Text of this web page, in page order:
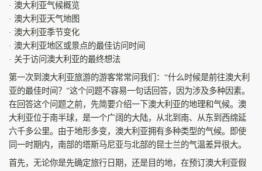
· 澳大利亚气候概览
· 澳大利亚天气地图
· 澳大利亚季节变化
· 澳大利亚地区或景点的最佳访问时间
· 关于访问澳大利亚的最终想法
第一次到澳大利亚旅游的游客常常问我们：“什么时候是前往澳大利
亚的最佳时间？”这个问题不容易一句话回答，因为涉及多种因素。
在回答这个问题之前，先简要介绍一下澳大利亚的地理和气候。澳
大利亚位于南半球，是一个广阔的大陆，从北到南、从东到西绵延
六千多公里。由于地形多变，澳大利亚拥有多种类型的气候。即使
同一时期内，南部的塔斯马尼亚与北部的昆士兰的气温差异很大。
首先，无论你是先确定旅行日期，还是目的地，在预订澳大利亚假